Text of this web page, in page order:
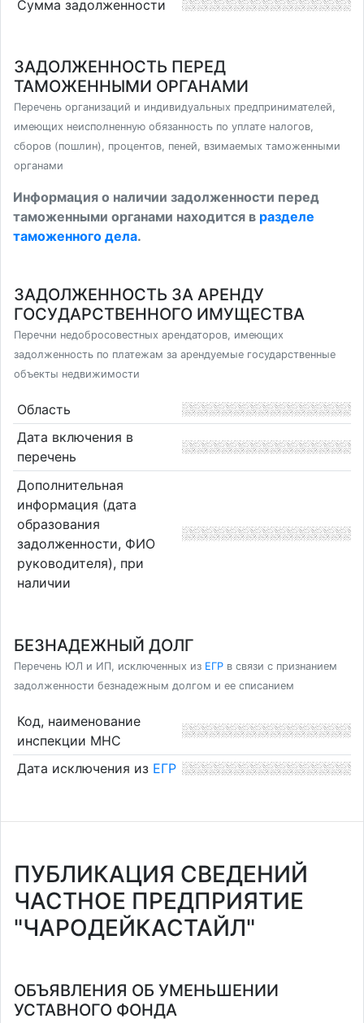
Сумма задолженности
ЗАДОЛЖЕННОСТЬ ПЕРЕД
ТАМОЖЕННЫМИ ОРГАНАМИ
Перечень организаций и индивидуальных предпринимателей,
имеющих неисполненную обязанность по уплате налогов,
сборов (пошлин), процентов, пеней, взимаемых таможенными
органами
Информация о наличии задолженности перед
таможенными органами находится в разделе
таможенного дела.
ЗАДОЛЖЕННОСТЬ ЗА АРЕНДУ
ГОСУДАРСТВЕННОГО ИМУЩЕСТВА
Перечни недобросовестных арендаторов, имеющих
задолженность по платежам за арендуемые государственные
объекты недвижимости
Область
Дата включения в
перечень
Дополнительная
информация (дата
образования
задолженности, ФИО
руководителя), при
наличии
БЕЗНАДЕЖНЫЙ ДОЛГ
Перечень ЮЛ и ИП, исключенных из ЕГР в связи с признанием
задолженности безнадежным долгом и ее списанием
Код, наименование
инспекции МНС
Дата исключения из ЕГР
ПУБЛИКАЦИЯ СВЕДЕНИЙ
ЧАСТНОЕ ПРЕДПРИЯТИЕ
"ЧАРОДЕЙКАСТАЙЛ"
ОБЪЯВЛЕНИЯ ОБ УМЕНЬШЕНИИ
УСТАВНОГО ФОНДА